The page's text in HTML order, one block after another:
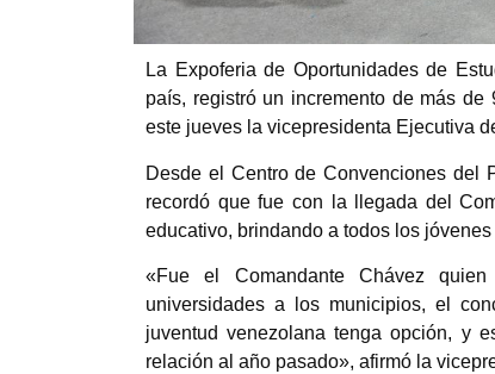
La Expoferia de Oportunidades de
país, registró un incremento de más
este jueves la vicepresidenta Ejecutiva
Desde el Centro de Convenciones del
recordó que fue con la llegada del
educativo, brindando a todos los
«Fue el Comandante Chávez
universidades a los municipios, el
juventud venezolana tenga opción, y
relación al año pasado», afirmó la